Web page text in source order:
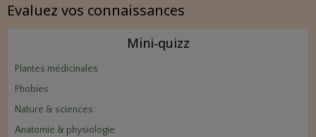
Evaluez vos connaissances
Mini‑quizz
Plantes médicinales
Phobies
Nature & sciences
Anatomie & physiologie